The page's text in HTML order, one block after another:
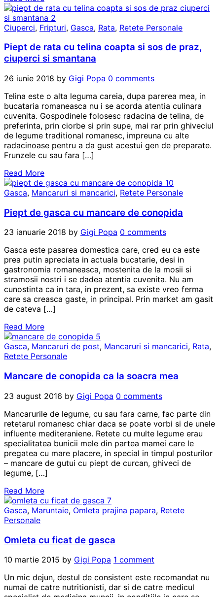
Ciuperci, Fripturi, Gasca, Rata, Retete Personale
Piept de rata cu telina coapta si sos de praz,
ciuperci si smantana
26 iunie 2018 by Gigi Popa 0 comments
Telina este o alta leguma careia, dupa parerea mea, in
bucataria romaneasca nu i se acorda atentia culinara
cuvenita. Gospodinele folosesc radacina de telina, de
preferinta, prin ciorbe si prin supe, mai rar prin ghiveciul
de legume traditional romanesc, impreuna cu alte
radacinoase pentru a da gust acestui gen de preparate.
Frunzele cu sau fara […]
Read More
Gasca, Mancaruri si mancarici, Retete Personale
Piept de gasca cu mancare de conopida
23 ianuarie 2018 by Gigi Popa 0 comments
Gasca este pasarea domestica care, cred eu ca este
prea putin apreciata in actuala bucatarie, desi in
gastronomia romaneasca, mostenita de la mosii si
stramosii nostri i se dadea atentia cuvenita. Nu am
cunostinta ca in tara, in prezent, sa existe vreo ferma
care sa creasca gaste, in principal. Prin market am gasit
de cateva […]
Read More
Gasca, Mancaruri de post, Mancaruri si mancarici, Rata,
Retete Personale
Mancare de conopida ca la soacra mea
23 august 2016 by Gigi Popa 0 comments
Mancarurile de legume, cu sau fara carne, fac parte din
retetarul romanesc chiar daca se poate vorbi si de unele
influente mediteraniene. Retete cu multe legume erau
specialitatea bunicii mele din partea mamei care le
pregatea cu mare placere, in special in timpul posturilor
– mancare de gutui cu piept de curcan, ghiveci de
legume, […]
Read More
Gasca, Maruntaie, Omleta prajina papara, Retete
Personale
Omleta cu ficat de gasca
10 martie 2015 by Gigi Popa 1 comment
Un mic dejun, destul de consistent este recomandat nu
numai de catre nutritionisti, dar si de catre medicul